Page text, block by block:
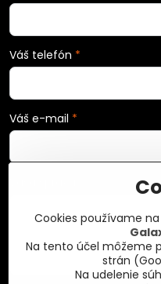
Váš telefón *
Váš e-mail *
Cookies používame
Na tento účel môžeme
strán
Na udelenie